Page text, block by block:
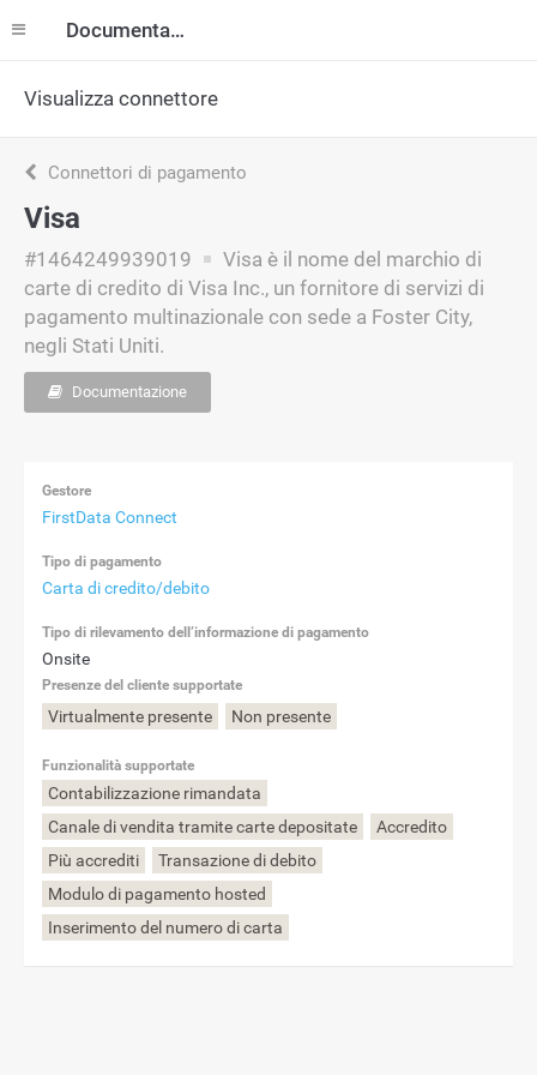
Documentazione
Visualizza connettore
Connettori di pagamento
Visa
#1464249939019
Visa è il nome del marchio di
carte di credito di Visa Inc., un fornitore di servizi di
pagamento multinazionale con sede a Foster City,
negli Stati Uniti.
Documentazione
Gestore
FirstData Connect
Tipo di pagamento
Carta di credito/debito
Tipo di rilevamento dell’informazione di pagamento
Onsite
Presenze del cliente supportate
Virtualmente presente Non presente
Funzionalità supportate
Contabilizzazione rimandata
Canale di vendita tramite carte depositate
Accredito
Più accrediti
Transazione di debito
Modulo di pagamento hosted
Inserimento del numero di carta